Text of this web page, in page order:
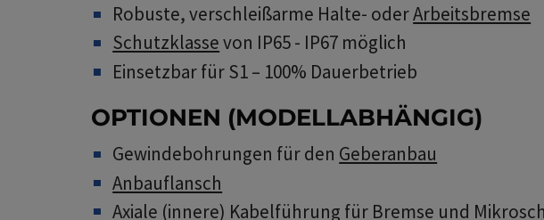
Robuste, verschleißarme Halte- oderArbeitsbremse
Schutzklassevon IP65 - IP67 möglich
Einsetzbar für S1 – 100% Dauerbetrieb
OPTIONEN (MODELLABHÄNGIG)
Gewindebohrungen für den Geberanbau
Anbauflansch
Axiale (innere) Kabelführung für Bremse und